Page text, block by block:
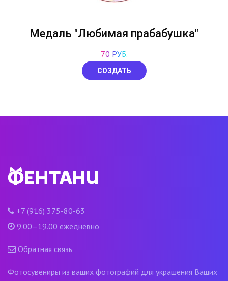
Медаль "Любимая прабабушка"
70 РУБ.
СОЗДАТЬ
+7 (916) 375-80-63
9.00–19.00 ежедневно
Обратная связь
Фотосувениры из ваших фотографий для украшения Ваших